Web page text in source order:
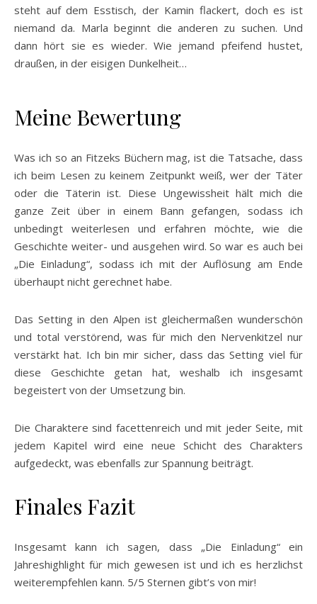
steht auf dem Esstisch, der Kamin flackert, doch es ist
niemand da. Marla beginnt die anderen zu suchen. Und
dann hört sie es wieder. Wie jemand pfeifend hustet,
draußen, in der eisigen Dunkelheit…
Meine Bewertung
Was ich so an Fitzeks Büchern mag, ist die Tatsache, dass
ich beim Lesen zu keinem Zeitpunkt weiß, wer der Täter
oder die Täterin ist. Diese Ungewissheit hält mich die
ganze Zeit über in einem Bann gefangen, sodass ich
unbedingt weiterlesen und erfahren möchte, wie die
Geschichte weiter- und ausgehen wird. So war es auch bei
„Die Einladung“, sodass ich mit der Auflösung am Ende
überhaupt nicht gerechnet habe.
Das Setting in den Alpen ist gleichermaßen wunderschön
und total verstörend, was für mich den Nervenkitzel nur
verstärkt hat. Ich bin mir sicher, dass das Setting viel für
diese Geschichte getan hat, weshalb ich insgesamt
begeistert von der Umsetzung bin.
Die Charaktere sind facettenreich und mit jeder Seite, mit
jedem Kapitel wird eine neue Schicht des Charakters
aufgedeckt, was ebenfalls zur Spannung beiträgt.
Finales Fazit
Insgesamt kann ich sagen, dass „Die Einladung“ ein
Jahreshighlight für mich gewesen ist und ich es herzlichst
weiterempfehlen kann. 5/5 Sternen gibt’s von mir!